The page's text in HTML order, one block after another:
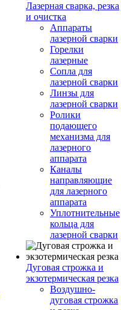
Лазерная сварка, резка
и очистка
Аппараты
лазерной сварки
Горелки
лазерные
Сопла для
лазерной сварки
Линзы для
лазерной сварки
Ролики
подающего
механизма для
лазерного
аппарата
Каналы
направляющие
для лазерного
аппарата
Уплотнительные
кольца для
лазерной сварки
Дуговая строжка и
экзотермическая резка
Воздушно-
дуговая строжка